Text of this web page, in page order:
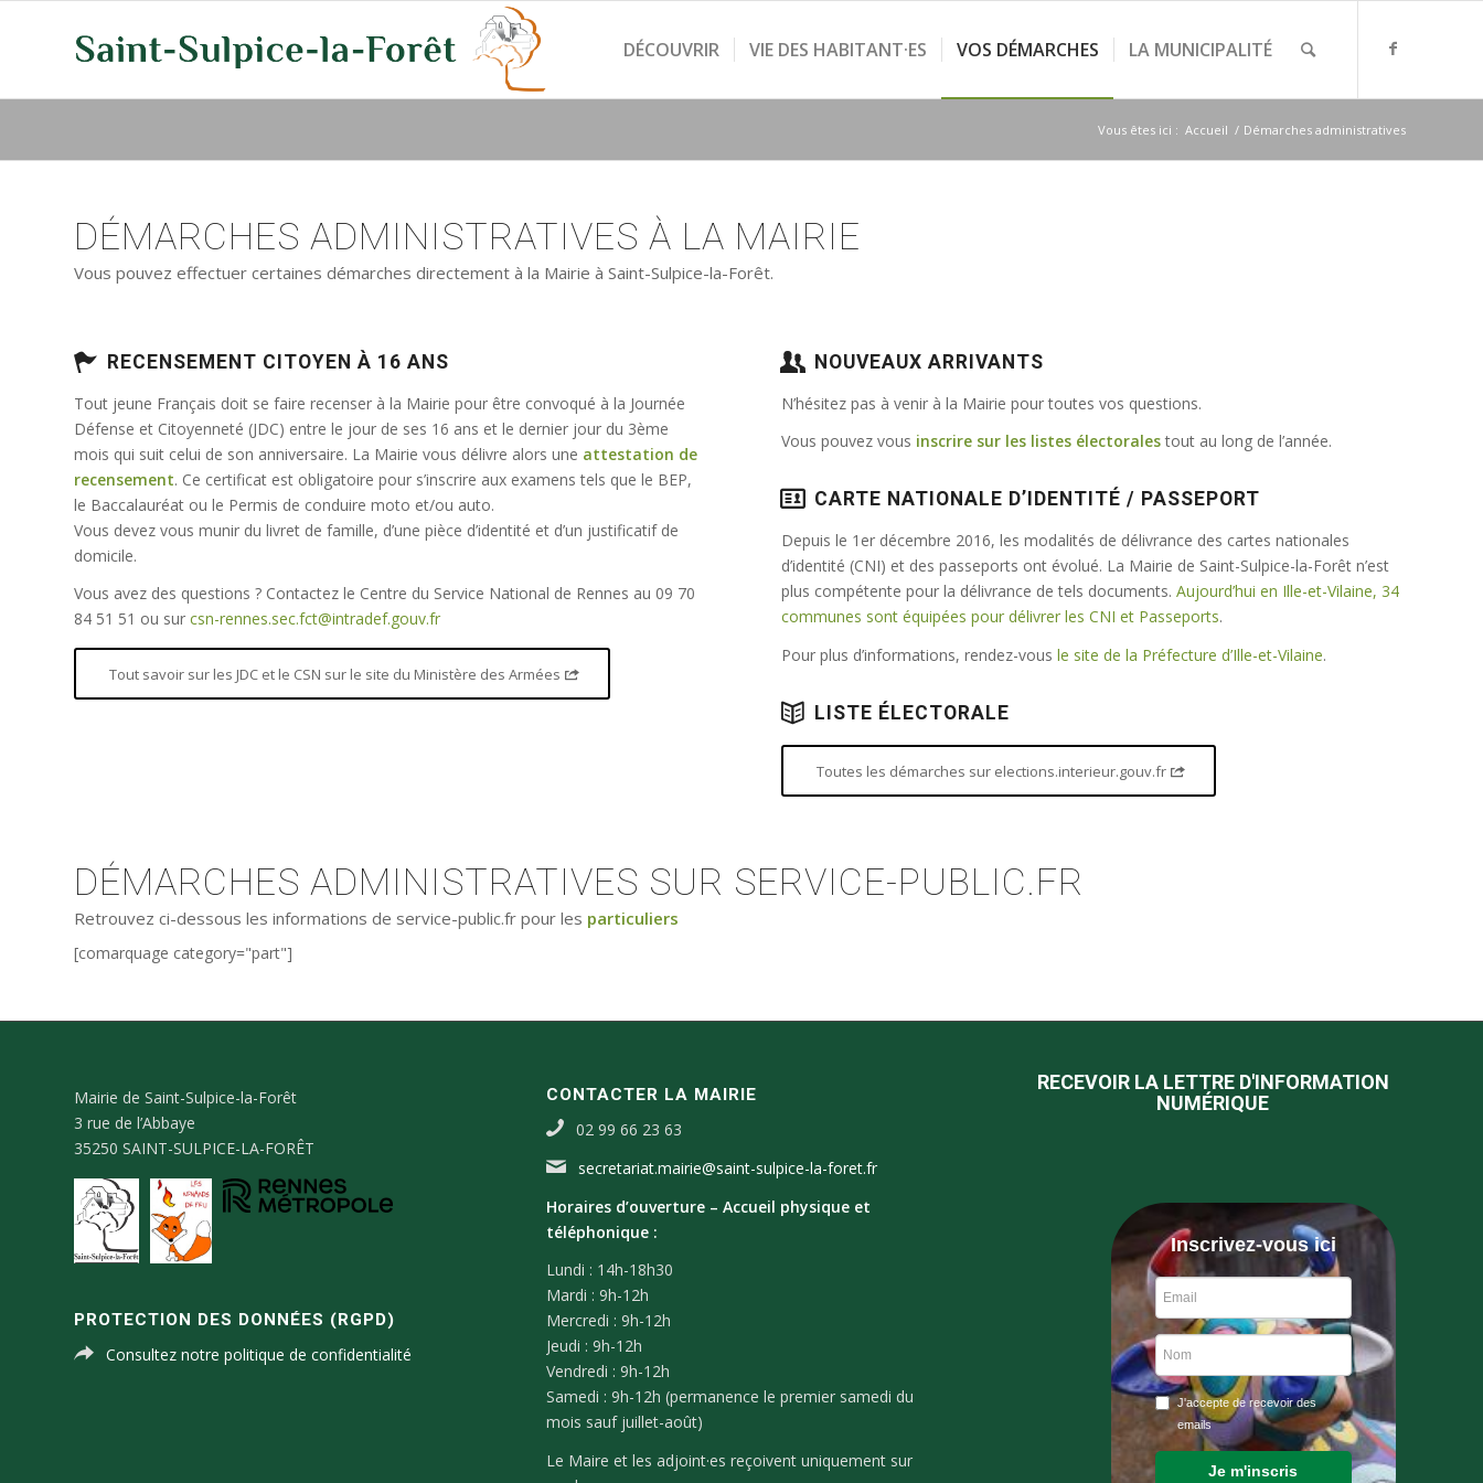
DÉCOUVRIR VIE DES HABITANT·ES VOS DÉMARCHES LA MUNICIPALITÉ
Vous êtes ici : Accueil / Démarches administratives
DÉMARCHES ADMINISTRATIVES À LA MAIRIE
Vous pouvez effectuer certaines démarches directement à la Mairie à Saint-Sulpice-la-Forêt.
RECENSEMENT CITOYEN À 16 ANS
Tout jeune Français doit se faire recenser à la Mairie pour être convoqué à la Journée
Défense et Citoyenneté (JDC) entre le jour de ses 16 ans et le dernier jour du 3ème
mois qui suit celui de son anniversaire. La Mairie vous délivre alors une attestation de
recensement. Ce certificat est obligatoire pour s’inscrire aux examens tels que le BEP,
le Baccalauréat ou le Permis de conduire moto et/ou auto.
Vous devez vous munir du livret de famille, d’une pièce d’identité et d’un justificatif de
domicile.
Vous avez des questions ? Contactez le Centre du Service National de Rennes au 09 70
84 51 51 ou sur csn-rennes.sec.fct@intradef.gouv.fr
Tout savoir sur les JDC et le CSN sur le site du Ministère des Armées
NOUVEAUX ARRIVANTS
N’hésitez pas à venir à la Mairie pour toutes vos questions.
Vous pouvez vous inscrire sur les listes électoralestout au long de l’année.
CARTE NATIONALE D’IDENTITÉ / PASSEPORT
Depuis le 1er décembre 2016, les modalités de délivrance des cartes nationales
d’identité (CNI) et des passeports ont évolué. La Mairie de Saint-Sulpice-la-Forêt n’est
plus compétente pour la délivrance de tels documents.Aujourd’hui en Ille-et-Vilaine, 34
communes sont équipées pour délivrer les CNI et Passeports.
Pour plus d’informations, rendez-vousle site de la Préfecture d’Ille-et-Vilaine.
LISTE ÉLECTORALE
Toutes les démarches sur elections.interieur.gouv.fr
DÉMARCHES ADMINISTRATIVES SUR SERVICE-PUBLIC.FR
Retrouvez ci-dessous les informations de service-public.fr pour les particuliers
[comarquage category="part"]
Mairie de Saint-Sulpice-la-Forêt
3 rue de l’Abbaye
35250 SAINT-SULPICE-LA-FORÊT
PROTECTION DES DONNÉES (RGPD)
Consultez notre politique de confidentialité
CONTACTER LA MAIRIE
02 99 66 23 63
secretariat.mairie@saint-sulpice-la-foret.fr
Horaires d’ouverture – Accueil physique et
téléphonique :
Lundi : 14h-18h30
Mardi : 9h-12h
Mercredi : 9h-12h
Jeudi : 9h-12h
Vendredi : 9h-12h
Samedi : 9h-12h (permanence le premier samedi du
mois sauf juillet-août)
Le Maire et les adjoint·es reçoivent uniquement sur
RECEVOIR LA LETTRE D'INFORMATION
NUMÉRIQUE
Inscrivez-vous ici
J'accepte de recevoir des
emails
Je m'inscris